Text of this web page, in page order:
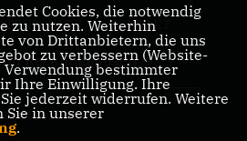
KONTAKT
Recklinghausen
Cookies, die notwendig
zu nutzen. Weiterhin
von Drittanbietern, die uns
zu verbessern (Website-
bestimmter
Ihre Einwilligung. Ihre
jederzeit widerrufen. Weitere
Sie in unserer
.